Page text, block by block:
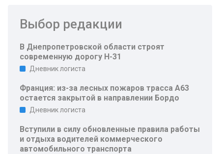
Выбор редакции
В Днепропетровской области строят
современную дорогу Н-31
Дневник логиста
Франция: из-за лесных пожаров трасса A63
остается закрытой в направлении Бордо
Дневник логиста
Вступили в силу обновленные правила работы
и отдыха водителей коммерческого
автомобильного транспорта